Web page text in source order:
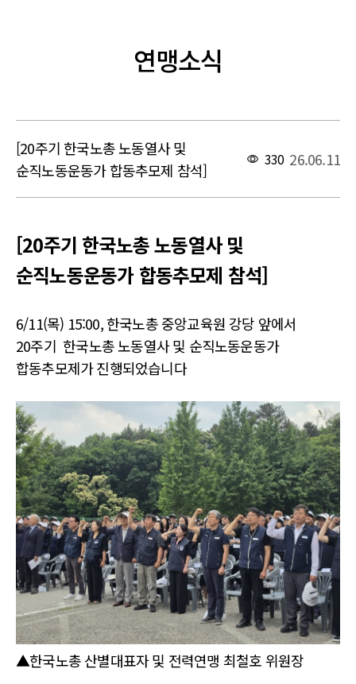
연맹소식
[20주기 한국노총 노동열사 및
순직노동운동가 합동추모제 참석]
330 26.06.11
본문
[20주기 한국노총 노동열사 및
순직노동운동가 합동추모제 참석]
6/11(목) 15:00, 한국노총 중앙교육원 강당 앞에서
20주기 한국노총 노동열사 및 순직노동운동가
합동추모제가 진행되었습니다
▲한국노총 산별대표자 및 전력연맹 최철호 위원장